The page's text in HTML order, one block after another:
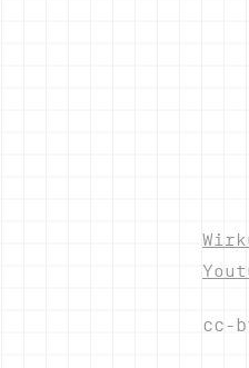
cc-